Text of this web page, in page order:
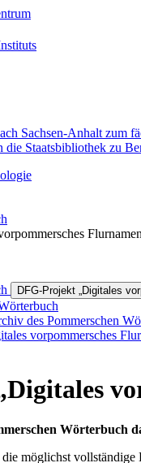
Sachsen-Anhalt zum
die Staatsbibliothek zu
DFG-Projekt „Digitales
des Pommerschen
vorpommersches
Wörterbuch
möglichst